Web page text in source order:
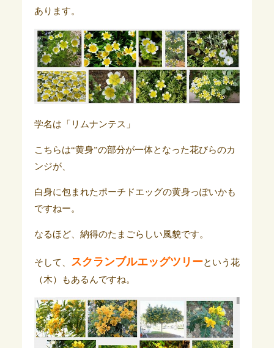
あります。
学名は「リムナンテス」
こちらは“黄身”の部分が一体となった花びらのカ
ンジが、
白身に包まれたポーチドエッグの黄身っぽいかも
ですねー。
なるほど、納得のたまごらしい風貌です。
そして、 スクランブルエッグツリーという花
（木）もあるんですね。